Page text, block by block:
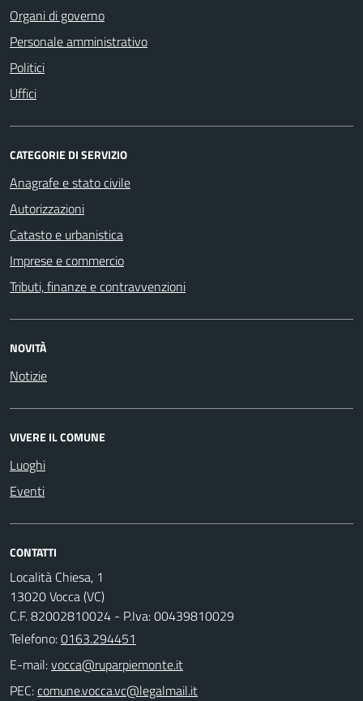
Organi di governo
Personale amministrativo
Politici
Uffici
CATEGORIE DI SERVIZIO
Anagrafe e stato civile
Autorizzazioni
Catasto e urbanistica
Imprese e commercio
Tributi, finanze e contravvenzioni
NOVITÀ
Notizie
VIVERE IL COMUNE
Luoghi
Eventi
CONTATTI
Località Chiesa, 1
13020 Vocca (VC)
C.F. 82002810024 - P.Iva: 00439810029
Telefono:0163.294451
E-mail:
PEC: